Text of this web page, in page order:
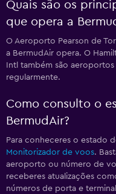
Quais são os
que opera a
O Aeroporto Pearson de
a BermudAir opera. O
Intl também são
regularmente.
Como consulto o
BermudAir?
Para conheceres o estado
Monitorizador de voos.
aeroporto ou número de
receberes atualizações
números de porta e